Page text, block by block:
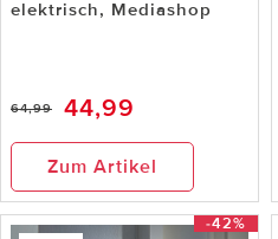
elektrisch, Mediashop
64,99 44,99
Zum Artikel
-42%